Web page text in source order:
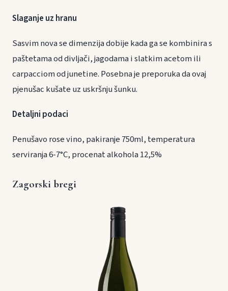
Slaganje uz hranu
Sasvim nova se dimenzija dobije kada ga se kombinira s
paštetama od divljači, jagodama i slatkim acetom ili
carpacciom od junetine. Posebna je preporuka da ovaj
pjenušac kušate uz uskršnju šunku.
Detaljni podaci
Penušavo rose vino, pakiranje 750ml, temperatura
serviranja 6-7°C, procenat alkohola 12,5%
Zagorski bregi